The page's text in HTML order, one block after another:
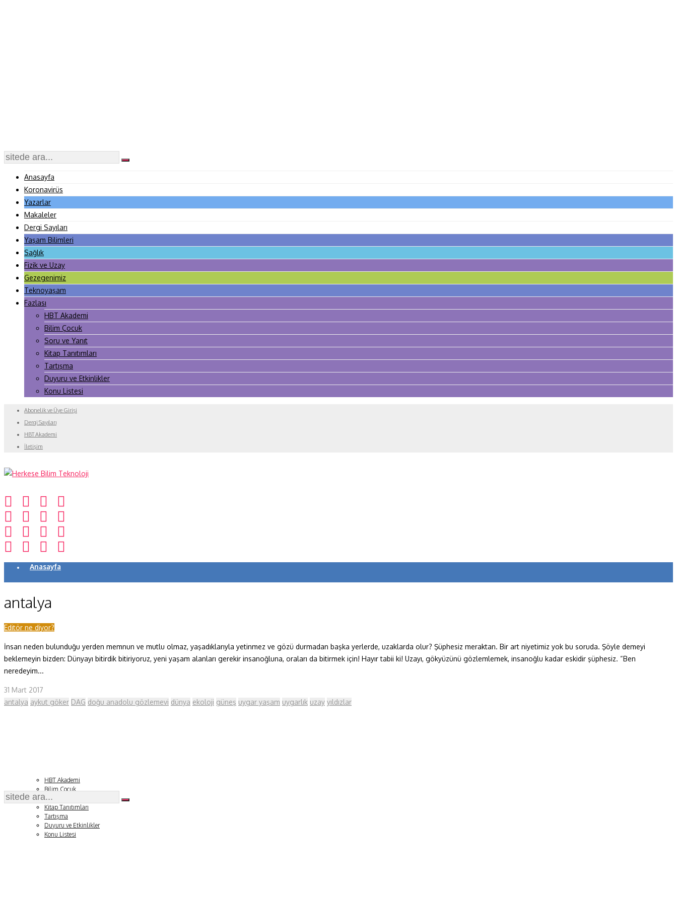
Anasayfa
Koronavirüs
Yazarlar
Makaleler
Dergi Sayıları
Yaşam Bilimleri
Sağlık
Fizik ve Uzay
Gezegenimiz
Teknoyaşam
Fazlası
HBT Akademi
Bilim Çocuk
Soru ve Yanıt
Kitap Tanıtımları
Tartışma
Duyuru ve Etkinlikler
Konu Listesi
Abonelik ve Üye Girişi
Dergi Sayıları
HBT Akademi
İletişim
Anasayfa
Yazarlar
Makaleler
Dergi Sayıları
Yaşam Bilimleri
Sağlık
Fizik ve Uzay
HBT Akademi
Bilim Çocuk
Soru ve Yanıt
Kitap Tanıtımları
Tartışma
Duyuru ve Etkinlikler
Konu Listesi
antalya
Editör ne diyor?
İnsan neden bulunduğu yerden memnun ve mutlu olmaz, yaşadıklarıyla yetinmez ve gözü durmadan başka yerlerde, uzaklarda olur? Şüphesiz meraktan. Bir art niyetimiz yok bu soruda. Şöyle demeyi
beklemeyin bizden: Dünyayı bitirdik bitiriyoruz, yeni yaşam alanları gerekir insanoğluna, oraları da bitirmek için! Hayır tabii ki! Uzayı, gökyüzünü gözlemlemek, insanoğlu kadar eskidir şüphesiz. “Ben
neredeyim...
31 Mart 2017
antalya aykut göker DAG doğu anadolu gözlemevi dünya ekoloji güneş uygar yaşam uygarlık uzay yıldızlar